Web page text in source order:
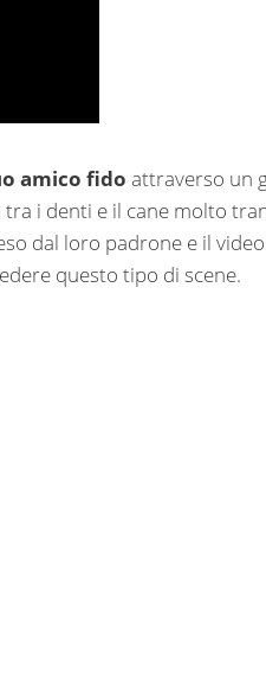
amico fido attraverso un
tra i denti e il cane molto
dal loro padrone e il
questo tipo di scene.